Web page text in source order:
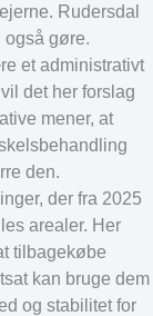
Rudersdal
også gøre.
et administrativt
det her forslag
mener, at
den.
der fra 2025
arealer. Her
tilbagekøbe
kan bruge dem
og stabilitet for